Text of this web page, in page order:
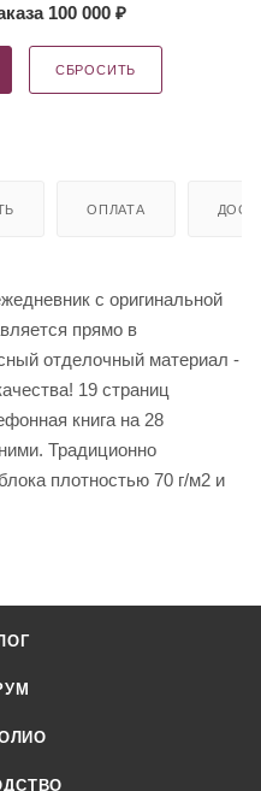
100 000 ₽
СБРОСИТЬ
ОПЛАТА
с оригинальной
прямо в
отделочный материал -
19 страниц
книга на 28
Традиционно
плотностью 70 г/м2 и